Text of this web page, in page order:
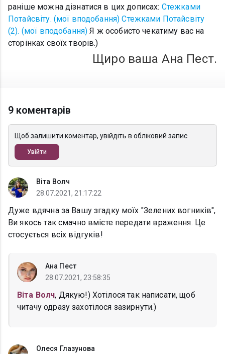
раніше можна дізнатися в цих дописах: Стежками
Потайсвіту. (мої вподобання) Стежками Потайсвіту
(2). (мої вподобання) Я ж особисто чекатиму вас на
сторінках своїх творів.)
Щиро ваша Ана Пест.
9 коментарів
Щоб залишити коментар, увійдіть в обліковий запис
Увійти
Віта Волч
28.07.2021, 21:17:22
Дуже вдячна за Вашу згадку моїх "Зелених вогників",
Ви якось так смачно вмієте передати враження. Це
стосується всіх відгуків!
Ана Пест
28.07.2021, 23:58:35
Віта Волч, Дякую!) Хотілося так написати, щоб
читачу одразу захотілося зазирнути.)
Олеся Глазунова